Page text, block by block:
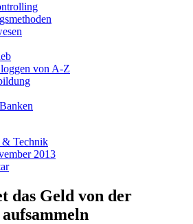
von A-Z
Technik
2013
das Geld von der